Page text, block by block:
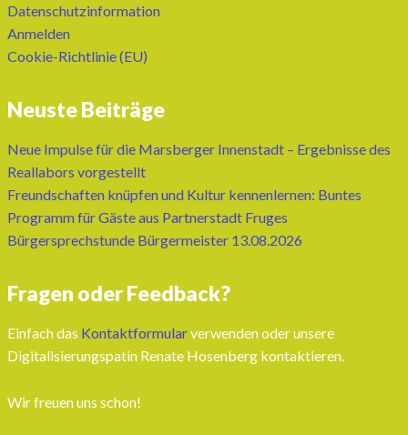
Datenschutzinformation
Anmelden
Cookie-Richtlinie (EU)
Neuste Beiträge
Neue Impulse für die Marsberger Innenstadt – Ergebnisse des
Reallabors vorgestellt
Freundschaften knüpfen und Kultur kennenlernen: Buntes
Programm für Gäste aus Partnerstadt Fruges
Bürgersprechstunde Bürgermeister 13.08.2026
Fragen oder Feedback?
Einfach das Kontaktformularverwenden oder unsere
Digitalisierungspatin Renate Hosenberg kontaktieren.
Wir freuen uns schon!